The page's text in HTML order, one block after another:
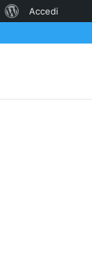
Informazioni
Accedi